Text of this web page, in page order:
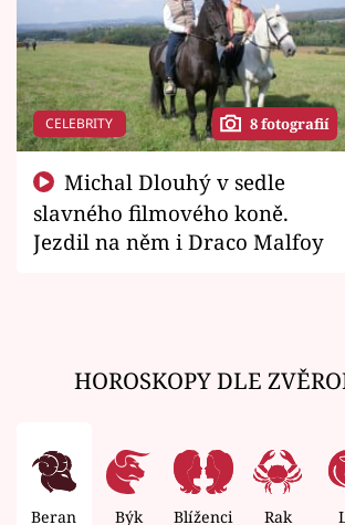
CELEBRITY 8 fotografií
slavného filmového koně.
Jezdil na něm i Draco Malfoy
HOROSKOPY DLE
Beran Býk Blíženci Rak